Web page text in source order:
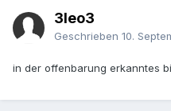
3leo3
Geschrieben 10.
in der offenbarung erkanntes